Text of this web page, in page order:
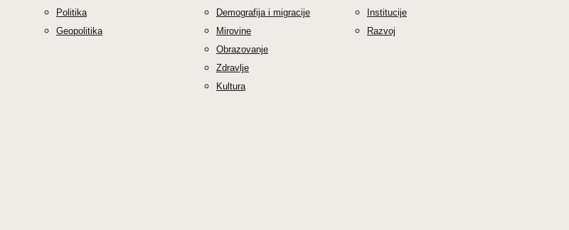
Politika
Geopolitika
Demografija i migracije
Mirovine
Obrazovanje
Zdravlje
Kultura
Institucije
Razvoj